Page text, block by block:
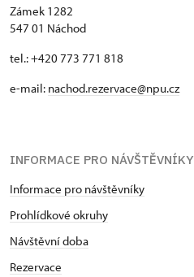
Zámek 1282
547 01 Náchod
tel.: +420 773 771 818
e-mail: nachod.rezervace@npu.cz
INFORMACE PRO NÁVŠTĚVNÍKY
Informace pro návštěvníky
Prohlídkové okruhy
Návštěvní doba
Rezervace